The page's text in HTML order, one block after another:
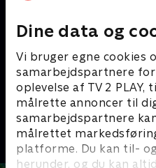
Dine data og
Vi bruger egne cookies
samarbejdspartnere
oplevelse af TV 2
målrette annoncer til
samarbejdspartnere
målrettet
platforme. Du kan til-
herunder, og du kan
Mashas uhyggelige
Børneserier • 1 sæsoner